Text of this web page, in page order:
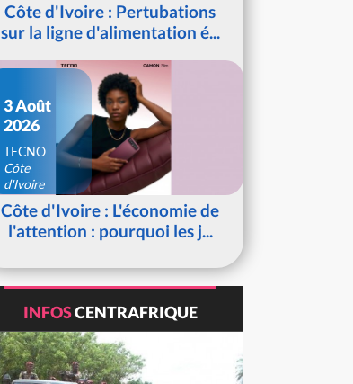
Côte d'Ivoire : Pertubations
sur la ligne d'alimentation é...
3 Août
2026
TECNO
Côte
d'Ivoire
Côte d'Ivoire : L'économie de
l'attention : pourquoi les j...
INFOSCENTRAFRIQUE